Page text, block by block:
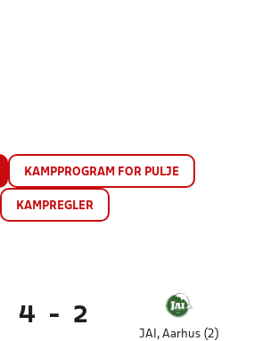
KAMPPROGRAM FOR PULJE
KAMPREGLER
4 - 2
JAI, Aarhus (2)